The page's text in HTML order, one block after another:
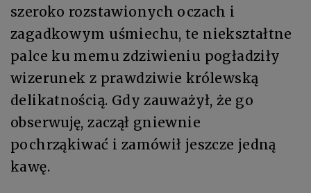
szeroko rozstawionych oczach i
zagadkowym uśmiechu, te niekształtne
palce ku memu zdziwieniu pogładziły
wizerunek z prawdziwie królewską
delikatnością. Gdy zauważył, że go
obserwuję, zaczął gniewnie
pochrząkiwać i zamówił jeszcze jedną
kawę.